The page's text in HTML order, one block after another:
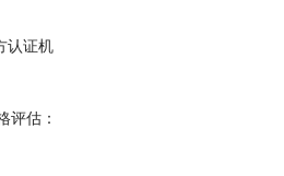
认证机
评估：